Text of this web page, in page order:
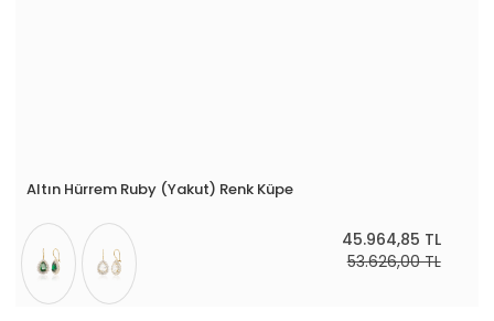
Altın Hürrem Ruby (Yakut) Renk Küpe
45.964,85 TL
53.626,00 TL